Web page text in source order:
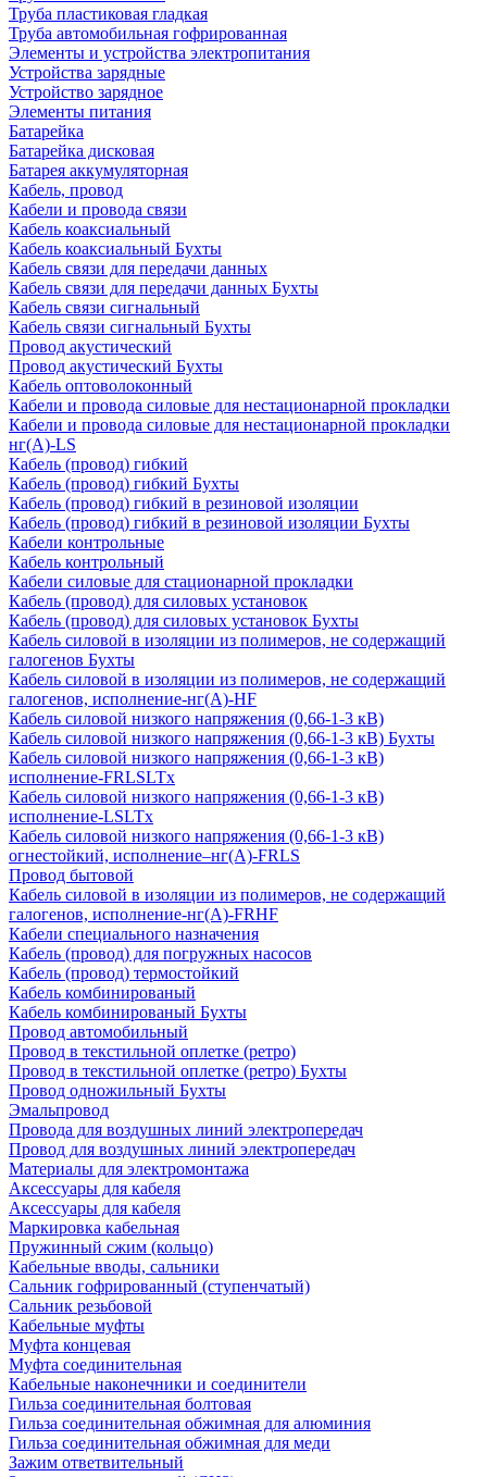
Труба пластиковая гладкая
Труба автомобильная гофрированная
Элементы и устройства электропитания
Устройства зарядные
Устройство зарядное
Элементы питания
Батарейка
Батарейка дисковая
Батарея аккумуляторная
Кабель, провод
Кабели и провода связи
Кабель коаксиальный
Кабель коаксиальный Бухты
Кабель связи для передачи данных
Кабель связи для передачи данных Бухты
Кабель связи сигнальный
Кабель связи сигнальный Бухты
Провод акустический
Провод акустический Бухты
Кабель оптоволоконный
Кабели и провода силовые для нестационарной прокладки
Кабели и провода силовые для нестационарной прокладки
нг(А)-LS
Кабель (провод) гибкий
Кабель (провод) гибкий Бухты
Кабель (провод) гибкий в резиновой изоляции
Кабель (провод) гибкий в резиновой изоляции Бухты
Кабели контрольные
Кабель контрольный
Кабели силовые для стационарной прокладки
Кабель (провод) для силовых установок
Кабель (провод) для силовых установок Бухты
Кабель силовой в изоляции из полимеров, не содержащий
галогенов Бухты
Кабель силовой в изоляции из полимеров, не содержащий
галогенов, исполнение-нг(А)-HF
Кабель силовой низкого напряжения (0,66-1-3 кВ)
Кабель силовой низкого напряжения (0,66-1-3 кВ) Бухты
Кабель силовой низкого напряжения (0,66-1-3 кВ)
исполнение-FRLSLTx
Кабель силовой низкого напряжения (0,66-1-3 кВ)
исполнение-LSLTx
Кабель силовой низкого напряжения (0,66-1-3 кВ)
огнестойкий, исполнение–нг(А)-FRLS
Провод бытовой
Кабель силовой в изоляции из полимеров, не содержащий
галогенов, исполнение-нг(А)-FRHF
Кабели специального назначения
Кабель (провод) для погружных насосов
Кабель (провод) термостойкий
Кабель комбинированый
Кабель комбинированый Бухты
Провод автомобильный
Провод в текстильной оплетке (ретро)
Провод в текстильной оплетке (ретро) Бухты
Провод одножильный Бухты
Эмальпровод
Провода для воздушных линий электропередач
Провод для воздушных линий электропередач
Материалы для электромонтажа
Аксессуары для кабеля
Аксессуары для кабеля
Маркировка кабельная
Пружинный сжим (кольцо)
Кабельные вводы, сальники
Сальник гофрированный (ступенчатый)
Сальник резьбовой
Кабельные муфты
Муфта концевая
Муфта соединительная
Кабельные наконечники и соединители
Гильза соединительная болтовая
Гильза соединительная обжимная для алюминия
Гильза соединительная обжимная для меди
Зажим ответвительный